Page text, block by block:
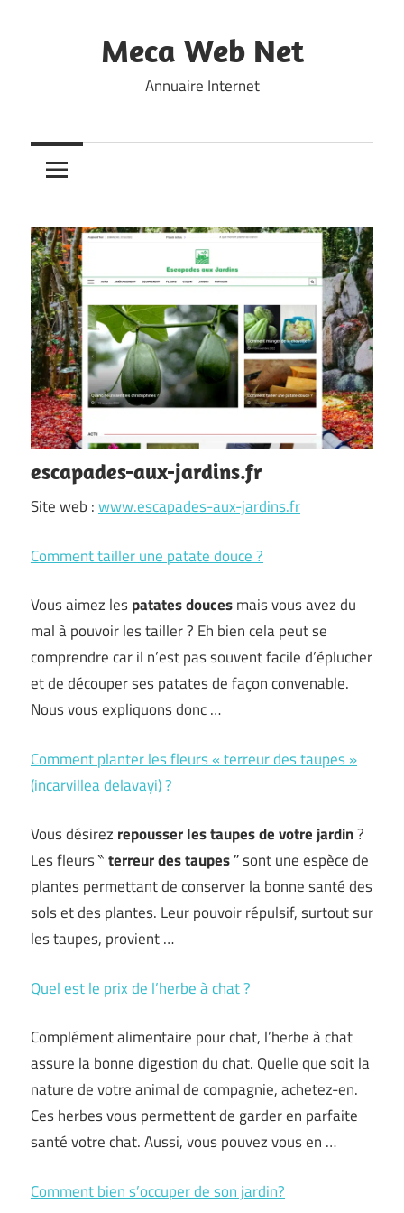
Meca Web Net
Annuaire Internet
escapades-aux-jardins.fr
Site web :www.escapades-aux-jardins.fr
Comment tailler une patate douce ?
Vous aimez lespatates doucesmais vous avez du
mal à pouvoir les tailler ? Eh bien cela peut se
comprendre car il n’est pas souvent facile d’éplucher
et de découper ses patates de façon convenable.
Nous vous expliquons donc …
Comment planter les fleurs « terreur des taupes »
(incarvillea delavayi) ?
Vous désirez repousser les taupes de votre jardin?
Les fleurs ‶terreur des taupes″ sont une espèce de
plantes permettant de conserver la bonne santé des
sols et des plantes. Leur pouvoir répulsif, surtout sur
les taupes, provient …
Quel est le prix de l’herbe à chat ?
Complément alimentaire pour chat, l’herbe à chat
assure la bonne digestion du chat. Quelle que soit la
nature de votre animal de compagnie, achetez-en.
Ces herbes vous permettent de garder en parfaite
santé votre chat. Aussi, vous pouvez vous en …
Comment bien s’occuper de son jardin?